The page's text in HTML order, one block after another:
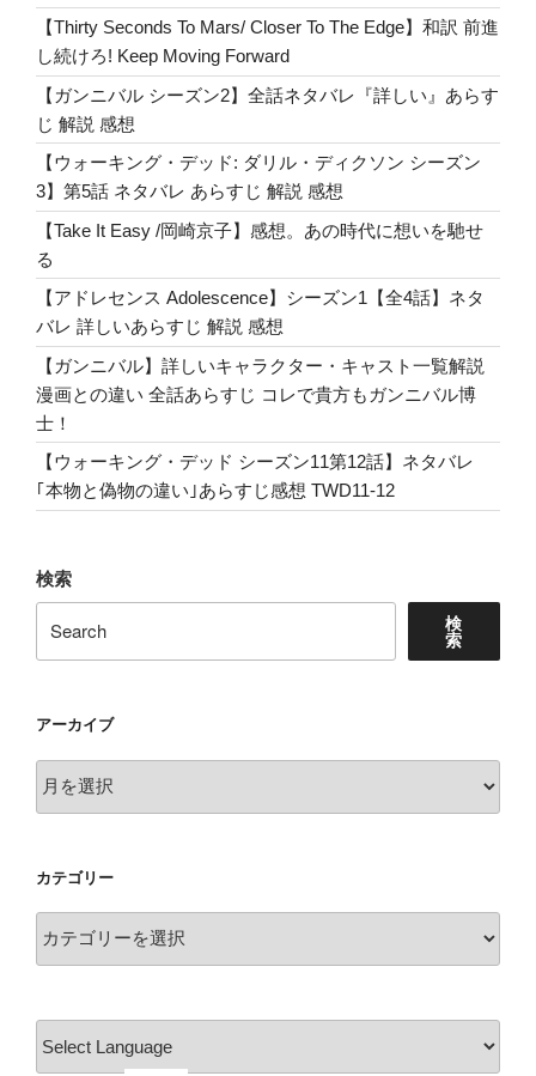
ウ
ル
ス
と
戦
う
為
の
歌
新
バ
ー
ジ
ョ
ン
MV!
Covid-
Video”
【Thirty Seconds To Mars/ Closer To The Edge】和訳 前進
し続けろ! Keep Moving Forward
【ガンニバル シーズン2】全話ネタバレ『詳しい』あらす
じ 解説 感想
【ウォーキング・デッド: ダリル・ディクソン シーズン
3】第5話 ネタバレ あらすじ 解説 感想
【Take It Easy /岡崎京子】感想。あの時代に想いを馳せ
る
【アドレセンス Adolescence】シーズン1【全4話】ネタ
バレ 詳しいあらすじ 解説 感想
【ガンニバル】詳しいキャラクター・キャスト一覧解説
漫画との違い 全話あらすじ コレで貴方もガンニバル博
士！
【ウォーキング・デッド シーズン11第12話】ネタバレ
｢本物と偽物の違い｣あらすじ感想 TWD11-12
検索
検
索
アーカイブ
ー
ブ
カテゴリー
テ
ー